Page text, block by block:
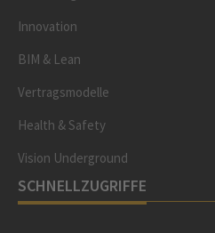
Innovation
BIM & Lean
Vertragsmodelle
Health & Safety
Vision Underground
SCHNELLZUGRIFFE